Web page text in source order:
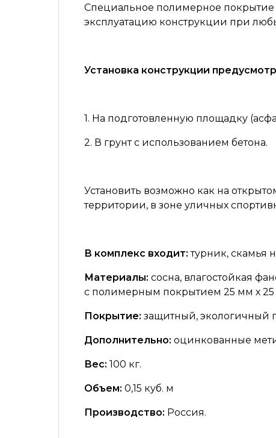
Специальное полимерное покрытие
эксплуатацию конструкции при
Установка конструкции
1. На подготовленную площадку
2. В грунт с использованием бетона.
Установить возможно как на
территории, в зоне уличных
В комплекс входит:турник, скамья
Материалы: сосна, влагостойкая
с полимерным покрытием 25 мм х
Покрытие: защитный, экологичный
Дополнительно: оцинкованные
Вес: 100 кг.
Объем: 0,15 куб. м
Производство: Россия.